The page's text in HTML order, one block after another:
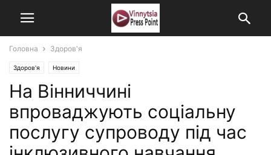
Головна Здоров'я
Здоров'я Новини
На Вінниччині
впроваджують соціальну
послугу супроводу під час